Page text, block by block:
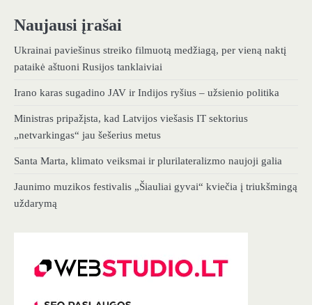
Naujausi įrašai
Ukrainai paviešinus streiko filmuotą medžiagą, per vieną naktį
pataikė aštuoni Rusijos tanklaiviai
Irano karas sugadino JAV ir Indijos ryšius – užsienio politika
Ministras pripažįsta, kad Latvijos viešasis IT sektorius
„netvarkingas“ jau šešerius metus
Santa Marta, klimato veiksmai ir plurilateralizmo naujoji galia
Jaunimo muzikos festivalis „Šiauliai gyvai“ kviečia į triukšmingą
uždarymą